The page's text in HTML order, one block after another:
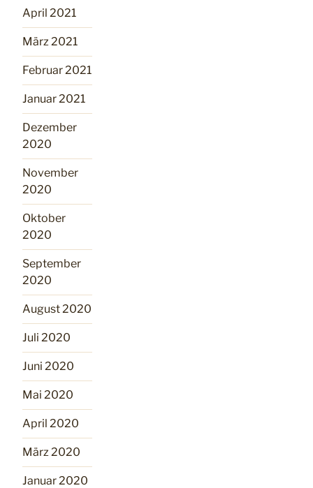
April 2021
März 2021
Februar 2021
Januar 2021
Dezember
2020
November
2020
Oktober
2020
September
2020
August 2020
Juli 2020
Juni 2020
Mai 2020
April 2020
März 2020
Januar 2020